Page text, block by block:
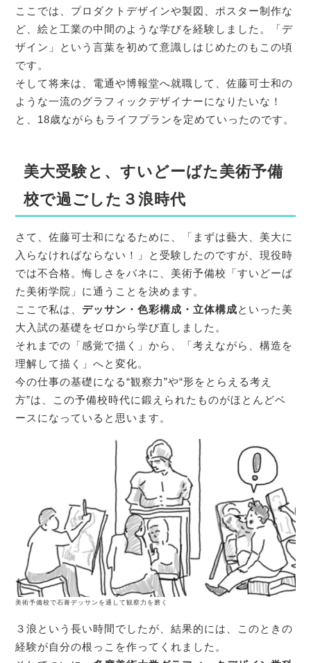
ここでは、プロダクトデザインや製図、ポスター制作な
ど、絵と工業の中間のような学びを経験しました。「デ
ザイン」という言葉を初めて意識しはじめたのもこの頃
です。
そして将来は、電通や博報堂へ就職して、佐藤可士和の
ような一流のグラフィックデザイナーになりたいな！
と、18歳ながらもライフプランを定めていったのです。
美大受験と、すいどーばた美術予備
校で過ごした３浪時代
さて、佐藤可士和になるために、「まずは藝大、美大に
入らなければならない！」と受験したのですが、現役時
では不合格。悔しさをバネに、美術予備校「すいどーば
た美術学院」に通うことを決めます。
ここで私は、デッサン・色彩構成・立体構成といった美
大入試の基礎をゼロから学び直しました。
それまでの「感覚で描く」から、「考えながら、構造を
理解して描く」へと変化。
今の仕事の基礎になる“観察力”や“形をとらえる考え
方”は、この予備校時代に鍛えられたものがほとんどベ
ースになっていると思います。
美術予備校で石膏デッサンを通して観察力を磨く
３浪という長い時間でしたが、結果的には、このときの
経験が自分の根っこを作ってくれました。